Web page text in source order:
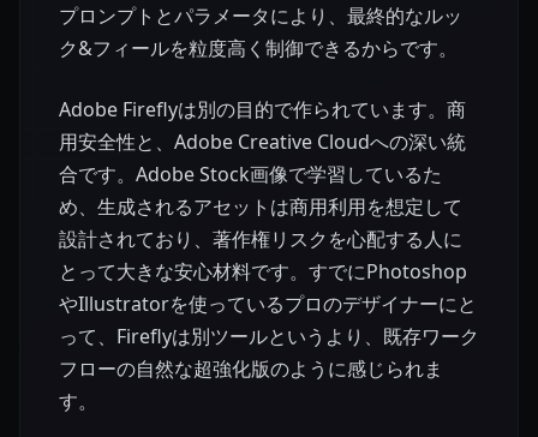
プロンプトとパラメータにより、最終的なルッ
ク&フィールを粒度高く制御できるからです。
Adobe Fireflyは別の目的で作られています。商
用安全性と、Adobe Creative Cloudへの深い統
合です。Adobe Stock画像で学習しているた
め、生成されるアセットは商用利用を想定して
設計されており、著作権リスクを心配する人に
とって大きな安心材料です。すでにPhotoshop
やIllustratorを使っているプロのデザイナーにと
って、Fireflyは別ツールというより、既存ワーク
フローの自然な超強化版のように感じられま
す。